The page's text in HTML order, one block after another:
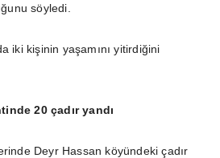
söyledi.
iki kişinin yaşamını yitirdiğini
20 çadır yandı
Deyr Hassan köyündeki çadır